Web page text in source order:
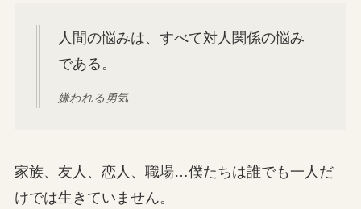
人間の悩みは、すべて対人関係の悩み
である。
嫌われる勇気
家族、友人、恋人、職場…僕たちは誰でも一人だ
けでは生きていません。